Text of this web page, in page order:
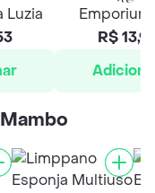
Luzia
Emporium
R$ 13,97